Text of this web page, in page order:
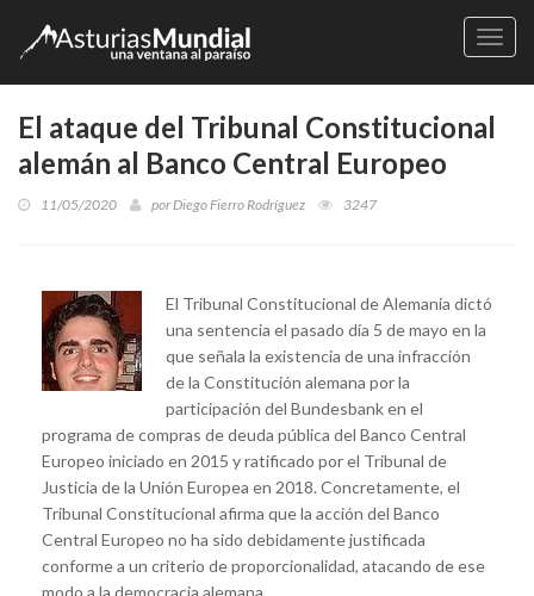
El ataque del Tribunal Constitucional
alemán al Banco Central Europeo
11/05/2020 porDiego Fierro Rodríguez 3247
El Tribunal Constitucional de Alemania dictó
una sentencia el pasado día 5 de mayo en la
que señala la existencia de una infracción
de la Constitución alemana por la
participación del Bundesbank en el
programa de compras de deuda pública del Banco Central
Europeo iniciado en 2015 y ratificado por el Tribunal de
Justicia de la Unión Europea en 2018. Concretamente, el
Tribunal Constitucional afirma que la acción del Banco
Central Europeo no ha sido debidamente justificada
conforme a un criterio de proporcionalidad, atacando de ese